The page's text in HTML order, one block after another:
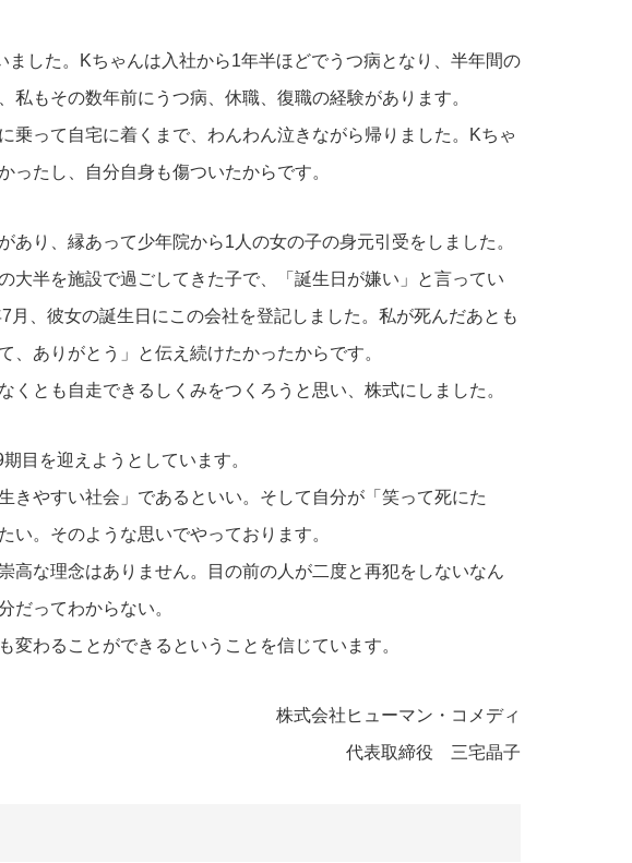
した。Kちゃんは入社から1年半ほどでうつ病となり、半年間の
もその数年前にうつ病、休職、復職の経験があります。
乗って自宅に着くまで、わんわん泣きながら帰りました。Kちゃ
ったし、自分自身も傷ついたからです。
り、縁あって少年院から1人の女の子の身元引受をしました。
大半を施設で過ごしてきた子で、「誕生日が嫌い」と言ってい
、彼女の誕生日にこの会社を登記しました。私が死んだあとも
ありがとう」と伝え続けたかったからです。
とも自走できるしくみをつくろうと思い、株式にしました。
目を迎えようとしています。
きやすい社会」であるといい。そして自分が「笑って死にた
。そのような思いでやっております。
高な理念はありません。目の前の人が二度と再犯をしないなん
だってわからない。
わることができるということを信じています。
株式会社ヒューマン・コメディ
代表取締役 三宅晶子